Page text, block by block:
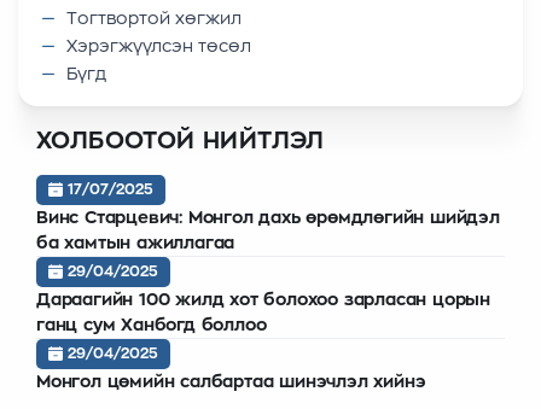
Tогтвортой хөгжил
Xэрэгжүүлсэн төсөл
Бүгд
ХОЛБООТОЙ НИЙТЛЭЛ
17/07/2025
Винс Старцевич: Монгол дахь өрөмдлөгийн шийдэл
ба хамтын ажиллагаа
29/04/2025
Дараагийн 100 жилд хот болохоо зарласан цорын
ганц сум Ханбогд боллоо
29/04/2025
Монгол цөмийн салбартаа шинэчлэл хийнэ